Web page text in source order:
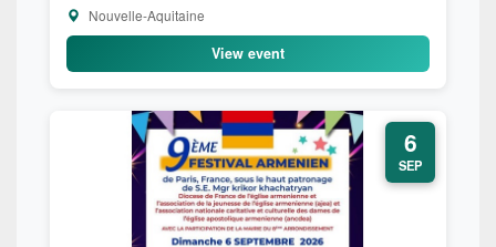
Nouvelle-Aquitaine
View event
6
SEP